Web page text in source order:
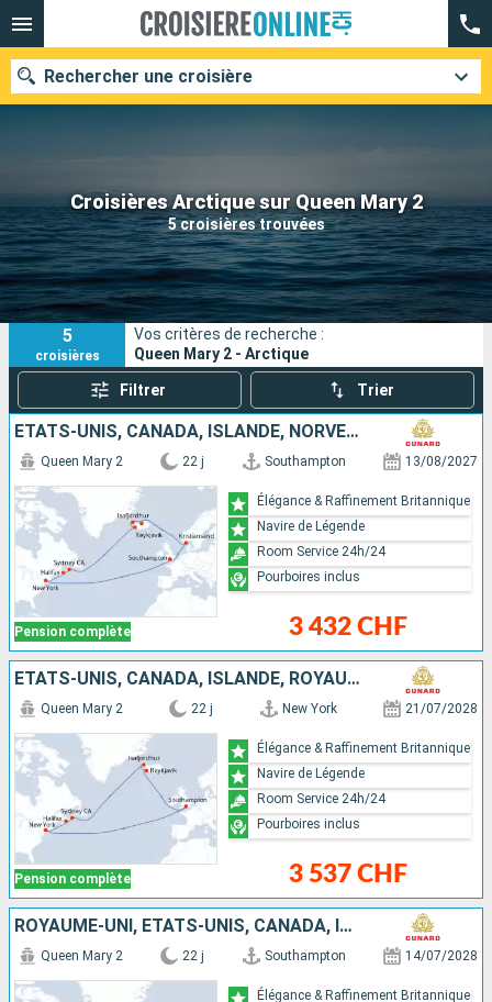
Croisières Arctique sur Queen Mary 2
5 croisières trouvées
Rechercher une croisière
Nos destinations
Mois de départ
Ports Compagnies
Rechercher
5
croisières
Vos critères de recherche :
Queen Mary 2 - Arctique
Filtrer Trier
ÉTATS-UNIS, CANADA, ISLANDE, NORVÈGE, ROYAUME-UNI
Pension complète
Queen Mary 2 22 j Southampton 13/08/2027
3 432 CHF
Élégance & Raffinement Britannique
Navire de Légende
Room Service 24h/24
Pourboires inclus
ÉTATS-UNIS, CANADA, ISLANDE, ROYAUME-UNI
Pension complète
Queen Mary 2 22 j New York 21/07/2028
3 537 CHF
Élégance & Raffinement Britannique
Navire de Légende
Room Service 24h/24
Pourboires inclus
ROYAUME-UNI, ÉTATS-UNIS, CANADA, ISLANDE
Queen Mary 2 22 j Southampton 14/07/2028
Élégance & Raffinement Britannique